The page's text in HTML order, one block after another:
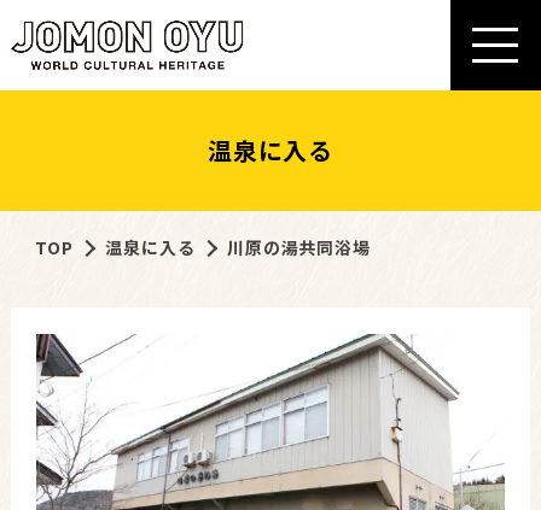
温泉に入る
TOP 温泉に入る 川原の湯共同浴場